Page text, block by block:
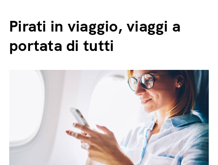
Pirati in viaggio, viaggi a
portata di tutti